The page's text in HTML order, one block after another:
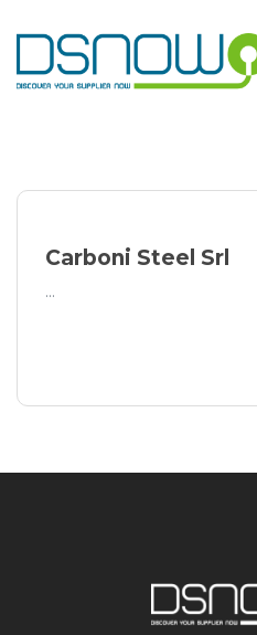
to
content
Carboni Steel Srl
...